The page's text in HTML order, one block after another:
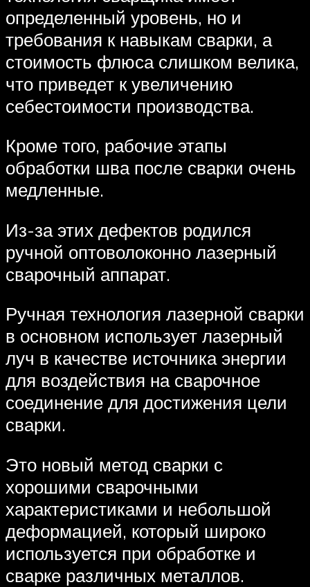
определенный уровень, но и
требования к навыкам сварки, а
стоимость флюса слишком велика,
что приведет к увеличению
себестоимости производства.
Кроме того, рабочие этапы
обработки шва после сварки очень
медленные.
Из-за этих дефектов родился
ручной оптоволоконно лазерный
сварочный аппарат.
Ручная технология лазерной сварки
в основном использует лазерный
луч в качестве источника энергии
для воздействия на сварочное
соединение для достижения цели
сварки.
Это новый метод сварки с
хорошими сварочными
характеристиками и небольшой
деформацией, который широко
используется при обработке и
сварке различных металлов.